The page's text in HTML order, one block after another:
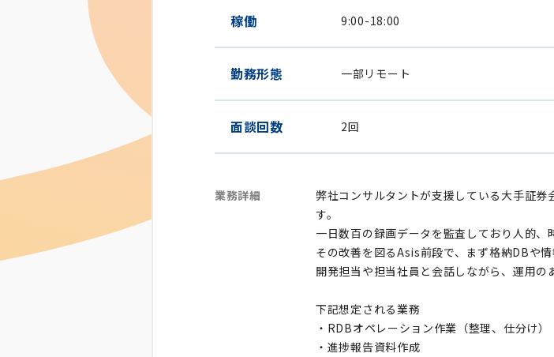
稼働 9:00-18:00
勤務形態 一部リモート
面談回数 2回
業務詳細
弊社コンサルタントが支援している大手証
す。
一日数百の録画データを監査しており人的、
その改善を図るAsis前段で、まず格納DBや情
開発担当や担当社員と会話しながら、運用の
下記想定される業務
・RDBオペレーション作業（整理、仕分け）
・進捗報告資料作成